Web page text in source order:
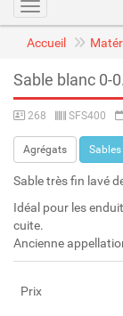
Toggle navigation
Accueil
Sable blanc 0-
268 SFS400
Agrégats
Sable très fin lavé
Idéal pour les
cuite.
Ancienne
Prix